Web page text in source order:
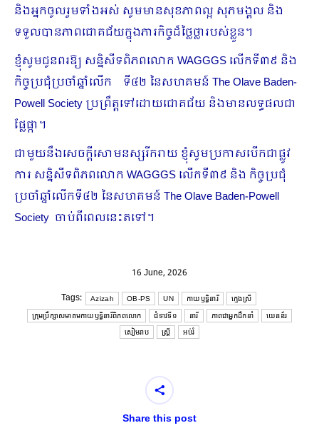
និងអ្នកចូលរួមទាំងអស់ សូមមានសុខភាពល្អ សុភមង្គល និង
ទទួលបានភាពជោគជ័យក្នុងភារកិច្ចដ៏ថ្លៃថ្លារបស់ខ្លួន។
ខ្ញុំសូមជូនពរឱ្យ សន្និសីទពិភពលោក WAGGGS លើកទី៣៩ និង
កិច្ចប្រជុំប្រចាំឆ្នាំលើក ទី៤២ នៃសហគមន៍ The Olave Baden-
Powell Society ប្រព្រឹត្តទៅដោយជោគជ័យ និងមានលទ្ធផលជា
ផ្លែផ្កា។
ជាមួយនឹងសេចក្តីសោមនស្សរីករាយ ខ្ញុំសូមប្រកាសបើកជាផ្លូវ
ការ សន្និសីទពិភពលោក WAGGGS លើកទី៣៩ និង កិច្ចប្រជុំ
ប្រចាំឆ្នាំលើកទី៤២ នៃសហគមន៍ The Olave Baden-Powell
Society ចាប់ពីពេលនេះតទៅ។
16 June, 2026
Tags:
Azizah OB-PS UN កាយឫទ្ធិនារី ក្មេងស្រី
ក្រុមប្រឹក្សាសមាគមកាយឫទ្ធិនារីពិភពលោក ជំទាវទី១ នារី ភាពជាអ្នកដឹកនាំ យេនឌ័រ
សៀមរាប ស្ដ្រី អប់រំ
Share this post